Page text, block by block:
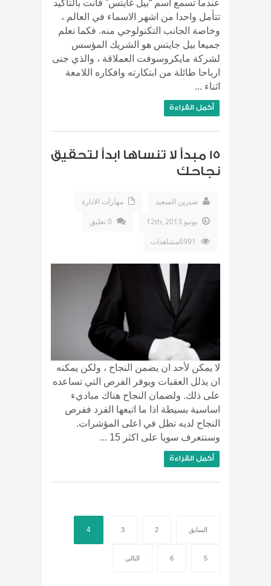
عندما تسمع اسم “بيل غايتس” فأنت بالتأكيد
تتأمل واحدا من اشهر الاسماء في العالم ،
وخاصة الجانب التكنولوجي منه. فكما نعلم
جميعا بيل جايتس هو الشريك المؤسس
لشركة مايكروسوفت العملاقة ، والذي جنى
ارباحا طائلة من ابتكارته وافكاره اللامعة
اثناء ...
أكمل القراءة
15 مبدأ لا تنساها ابدأ لتحقيق
نجاحك
شيرين السعيد
مهارات الادارة
يونيو 12th, 2013
0 تعليق
لا يمكن لأحد ان يضمن النجاح ، ولكن يمكنه
ان يذلل العقبات ويوفر الفرص التي تساعده
على ذلك. ولضمان النجاح هناك مباديء
اساسية بسيطة اذا ما اتبعها الفرد ففرص
النجاح لديه تظل في اعلى المؤشرات.
وسنتعرف سويا على اكثر 15 ...
أكمل القراءة
السابق 2
3
4
5
6 التالي